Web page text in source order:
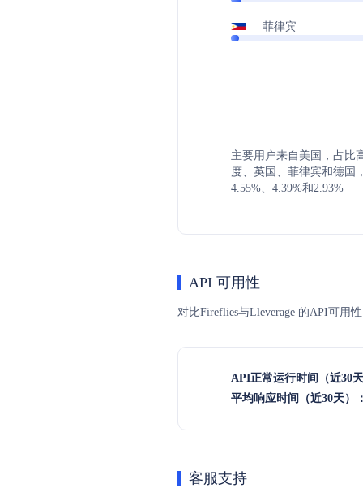
菲律宾
主要用户来自美国，占比
度、英国、菲律宾和德国
4.55%、4.39%和2.93%
API 可用性
对比Fireflies与Lleverage 的API可用
API正常运行时间（近30
平均响应时间（近30天）
客服支持